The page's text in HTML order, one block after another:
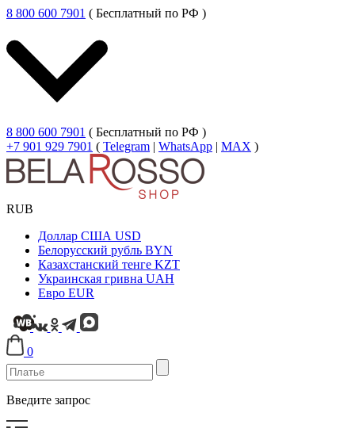
8 800 600 7901 ( Бесплатный по РФ )
8 800 600 7901 ( Бесплатный по РФ )
+7 901 929 7901 ( Telegram | WhatsApp | MAX )
RUB
Доллар США USD
Белорусский рубль BYN
Казахстанский тенге KZT
Украинская гривна UAH
Евро EUR
0
Введите запрос